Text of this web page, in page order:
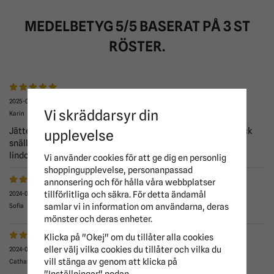
MEDELBETYG 5/5 BASERAT PÅ3ST
RÖSTER.
2025-01-23
Karin
Jätte nöjd!! Så skönt att kunna ha dem i stallet utan frys! Tack
snälla för dig som hjälpte mig med dessa och även jätte bra
lindor!
2024-08-31
Sofia
2024-07-02
Catharina
Vi skräddarsyr din
upplevelse
Vi använder cookies för att ge dig en personlig
shoppingupplevelse, personanpassad
annonsering och för hålla våra webbplatser
tillförlitliga och säkra. För detta ändamål
samlar vi in information om användarna, deras
mönster och deras enheter.
Klicka på "Okej" om du tillåter alla cookies
eller välj vilka cookies du tillåter och vilka du
vill stänga av genom att klicka på